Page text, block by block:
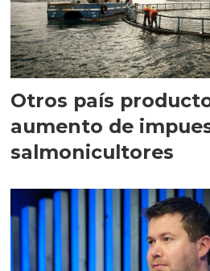
Otros país
aumento de
salmonicultores